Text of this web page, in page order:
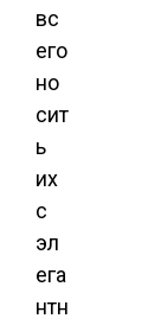
вс
его
но
сит
ь
их
с
эл
ега
нтн